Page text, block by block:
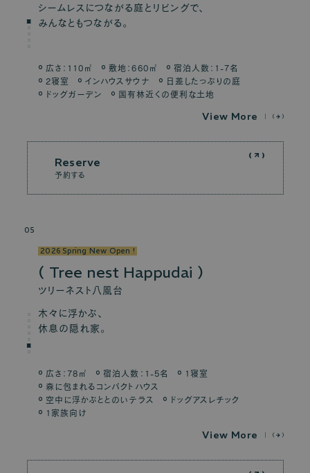
シームレスにつながる庭とリビングで、
みんなともつながる。
広さ：110㎡ 敷地：660㎡
宿泊人数：1-7名
2寝室
インハウスサウナ
日差したっぷりの庭
ドッグガーデン
国有林近くの便利な土地
View More
Reserve
予約する
05
2026 Spring New Open !
Tree nest Happudai
ツリーネスト八風台
木々に浮かぶ、
休息の隠れ家。
広さ：78㎡ 宿泊人数：1-5名
1寝室
森に包まれるコンパクトハウス
空中に浮かぶととのいテラス
ドッグアスレチック
1家族向け
View More